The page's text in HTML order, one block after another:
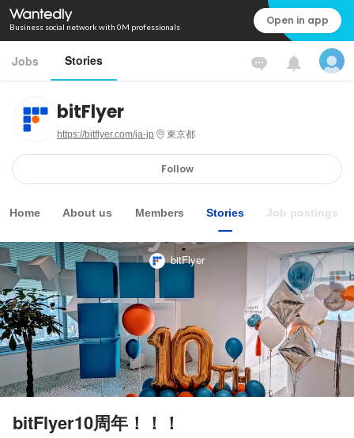
Business social network with 0M professionals Open in app
Jobs Stories
bitFlyer
https://bitflyer.com/ja-jp 東京都
Follow
Home About us Members Stories Job postings
bitFlyer
bitFlyer10周年！！！